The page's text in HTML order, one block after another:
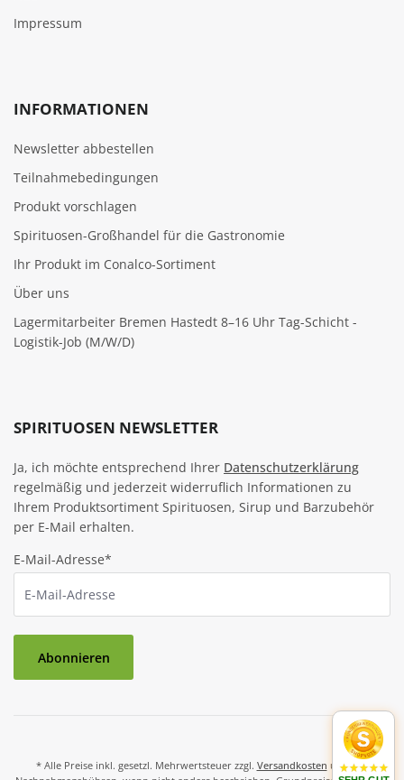
Impressum
INFORMATIONEN
Newsletter abbestellen
Teilnahmebedingungen
Produkt vorschlagen
Spirituosen-Großhandel für die Gastronomie
Ihr Produkt im Conalco-Sortiment
Über uns
Lagermitarbeiter Bremen Hastedt 8–16 Uhr Tag-Schicht -
Logistik-Job (M/W/D)
SPIRITUOSEN NEWSLETTER
Ja, ich möchte entsprechend Ihrer Datenschutzerklärung
regelmäßig und jederzeit widerruflich Informationen zu
Ihrem Produktsortiment Spirituosen, Sirup und Barzubehör
per E-Mail erhalten.
E-Mail-Adresse*
Abonnieren
* Alle Preise inkl. gesetzl. Mehrwertsteuer zzgl. Versandkosten und ggf.